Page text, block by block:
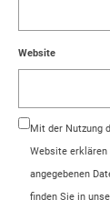
Website
Mit der Nutzung
Website erklären
angegebenen
finden Sie in